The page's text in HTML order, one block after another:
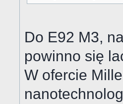
Do E92 M3,
powinno się
W ofercie